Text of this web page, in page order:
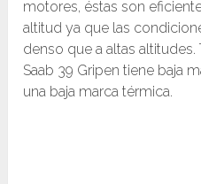
motores, éstas son
altitud ya que las
denso que a altas
Saab 39 Gripen tiene baja
una baja marca térmica.